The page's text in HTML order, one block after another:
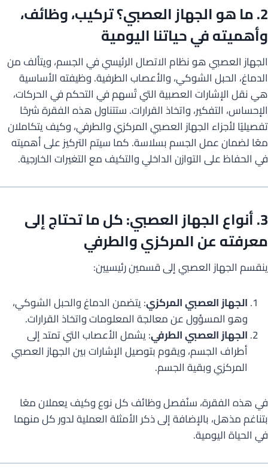
2. ما هو الجهاز العصبي؟ تركيب، وظائف،
وأهميته في حياتنا اليومية
الجهاز العصبي هو نظام الاتصال الرئيسي في الجسم، ويتألف من
الدماغ، الحبل الشوكي، والأعصاب الطرفية. وظيفته الأساسية
هي نقل الإشارات العصبية التي تُسهم في التحكم في الحركات،
الإحساس، التفكير، واتخاذ القرارات. ستتناول هذه الفقرة شرحًا
تفصيليًا لأجزاء الجهاز العصبي المركزي والطرفي، وكيف يتكاملان
معًا لضمان عمل الجسم بسلاسة. كما سيتم التركيز على أهميته
في الحفاظ على التوازن الداخلي والتكيف مع التغيرات الخارجية.
3. أنواع الجهاز العصبي: كل ما تحتاج إلى
معرفته عن المركزي والطرفي
ينقسم الجهاز العصبي إلى قسمين رئيسيين:
الجهاز العصبي المركزي: يتضمن الدماغ والحبل الشوكي،
وهو المسؤول عن معالجة المعلومات واتخاذ القرارات.
الجهاز العصبي الطرفي: يشمل الأعصاب التي تمتد إلى
أطراف الجسم، ويقوم بتوصيل الإشارات بين الجهاز العصبي
المركزي وبقية الجسم.
في هذه الفقرة، سنُفصل وظائف كل نوع وكيف يعملان معًا
بتناغم مذهل، بالإضافة إلى ذكر الأمثلة العملية لدور كل منهما
في الحياة اليومية.